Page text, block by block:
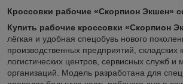
Кроссовки рабочие «Скорпион Экшен»
Купить рабочие кроссовки «Скорпион
лёгкая и удобная спецобувь нового
производственных предприятий, складских
логистических центров, сервисных служб и
организаций. Модель разработана для